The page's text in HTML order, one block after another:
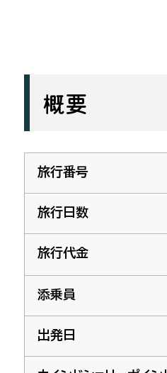
概要
旅行番号
旅行日数
旅行代金
添乗員
出発日